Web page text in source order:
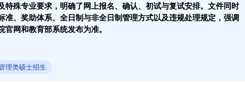
特殊专业要求，明确了网上报名、确认、初试与复试安排。文件同时
准、奖助体系、全日制与非全日制管理方式以及违规处理规定，强调
网和教育部系统发布为准。
理类硕士招生